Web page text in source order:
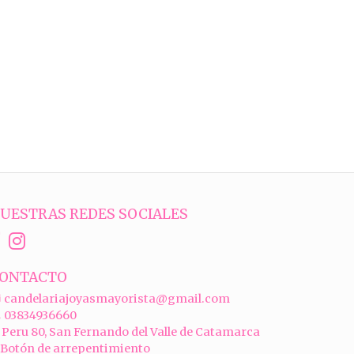
REDES SOCIALES
candelariajoyasmayorista@gmail.com
03834936660
Peru 80, San Fernando del Valle de Catamarca
de arrepentimiento